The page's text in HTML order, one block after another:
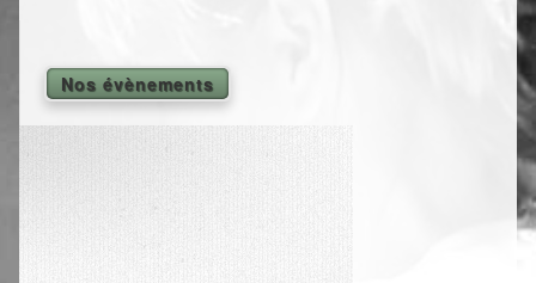
Yoga
L’état optimal
Yoga en entreprise
Nos évènements